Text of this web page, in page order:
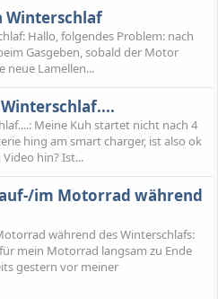
Winterschlaf
Hallo, folgendes Problem: nach
Gasgeben, sobald der Motor
neue Lamellen...
Meine Kuh startet nicht nach 4
hing am smart charger, ist also ok
hin? Ist...
im Motorrad während
während des Winterschlafs:
mein Motorrad langsam zu Ende
gestern vor meiner